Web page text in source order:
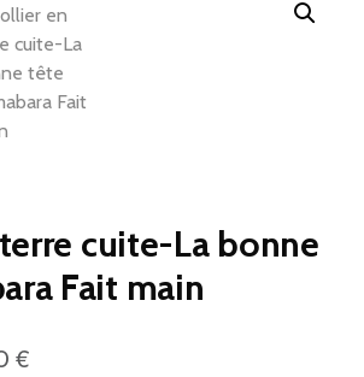
cuite-La bonne
Fait main
€